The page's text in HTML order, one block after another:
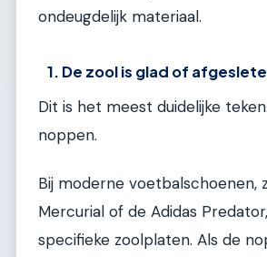
ondeugdelijk materiaal.
1. De zool is glad of
Dit is het meest duidelijke
noppen.
Bij moderne voetbalschoenen,
Mercurial of de Adidas
specifieke zoolplaten. Als de